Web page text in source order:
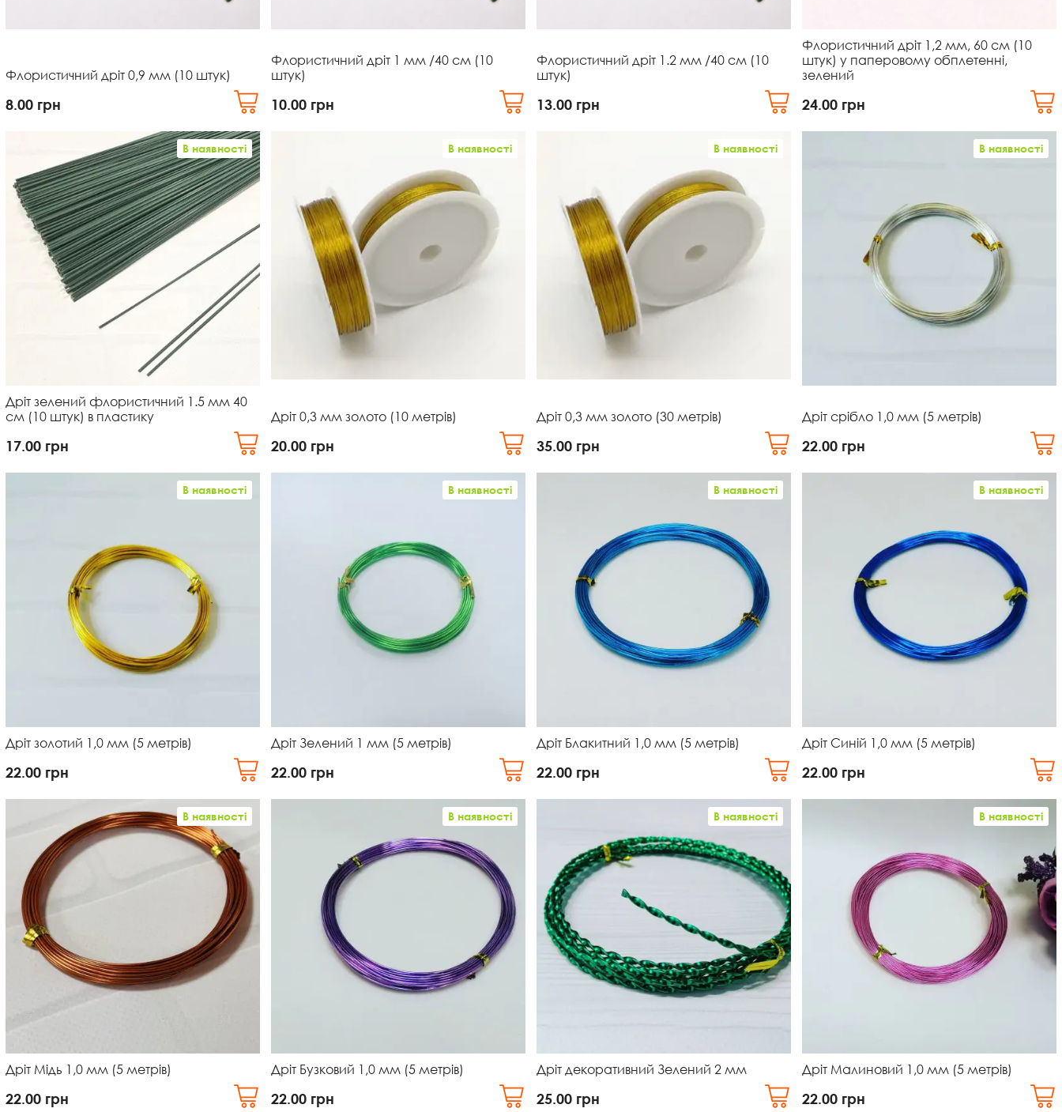
Флористичний дріт 0,9 мм (10 штук)
8.00 грн
Флористичний дріт 1 мм /40 см (10
штук)
10.00 грн
Флористичний дріт 1.2 мм /40 см (10
штук)
13.00 грн
Флористичний дріт 1,2 мм, 60 см (10
штук) у паперовому обплетенні,
зелений
24.00 грн
В наявності
Дріт зелений флористичний 1.5 мм 40
см (10 штук) в пластику
17.00 грн
В наявності
Дріт 0,3 мм золото (10 метрів)
20.00 грн
В наявності
Дріт 0,3 мм золото (30 метрів)
35.00 грн
В наявності
Дріт срібло 1,0 мм (5 метрів)
22.00 грн
В наявності
Дріт золотий 1,0 мм (5 метрів)
22.00 грн
В наявності
Дріт Зелений 1 мм (5 метрів)
22.00 грн
В наявності
Дріт Блакитний 1,0 мм (5 метрів)
22.00 грн
В наявності
Дріт Синій 1,0 мм (5 метрів)
22.00 грн
В наявності
Дріт Мідь 1,0 мм (5 метрів)
22.00 грн
В наявності
Дріт Бузковий 1,0 мм (5 метрів)
22.00 грн
В наявності
Дріт декоративний Зелений 2 мм
25.00 грн
В наявності
Дріт Малиновий 1,0 мм (5 метрів)
22.00 грн